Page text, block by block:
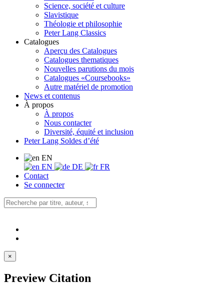
Science, société et culture
Slavistique
Théologie et philosophie
Peter Lang Classics
Catalogues
Aperçu des Catalogues
Catalogues thematiques
Nouvelles parutions du mois
Catalogues «Coursebooks»
Autre matériel de promotion
News et contenus
À propos
À propos
Nous contacter
Diversité, équité et inclusion
Peter Lang Soldes d’été
EN
EN
DE
FR
Contact
Se connecter
×
Preview Citation